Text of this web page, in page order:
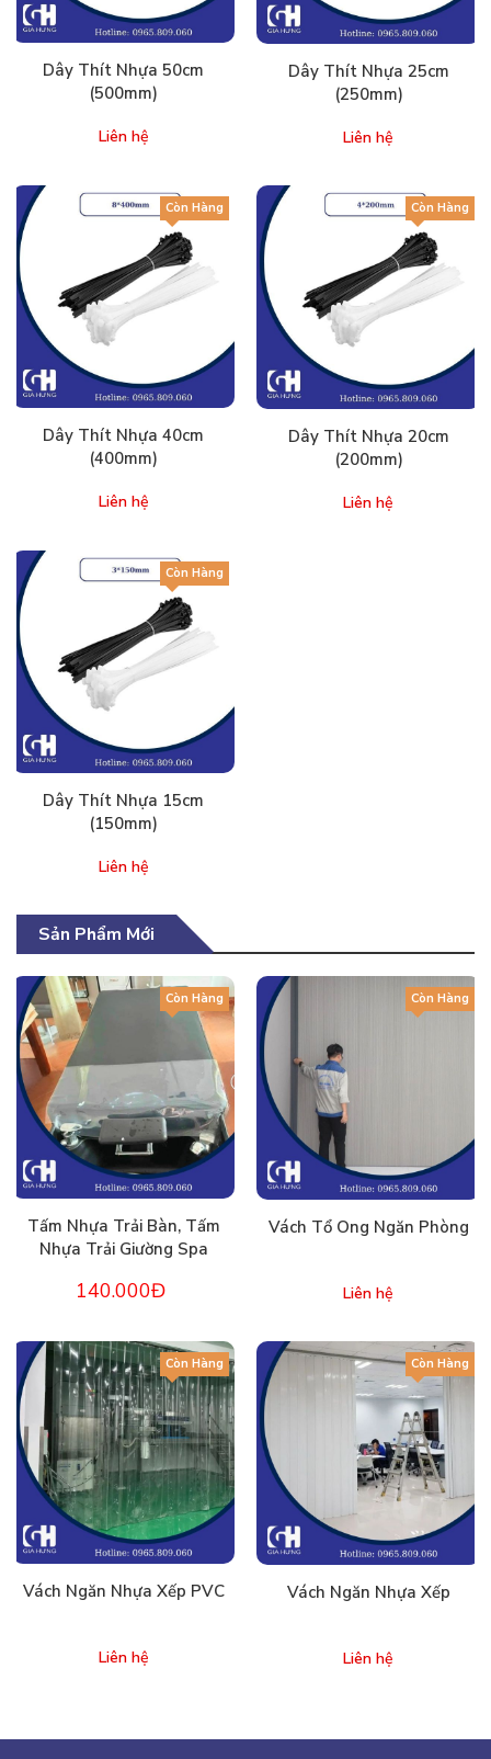
Dây Thít Nhựa 50cm
(500mm)
Liên hệ
Dây Thít Nhựa 25cm
(250mm)
Liên hệ
Còn Hàng
Dây Thít Nhựa 40cm
(400mm)
Liên hệ
Còn Hàng
Dây Thít Nhựa 20cm
(200mm)
Liên hệ
Còn Hàng
Dây Thít Nhựa 15cm
(150mm)
Liên hệ
Sản Phẩm Mới
Còn Hàng
Tấm Nhựa Trải Bàn, Tấm
Nhựa Trải Giường Spa
140.000Đ
Còn Hàng
Vách Tổ Ong Ngăn Phòng
Liên hệ
Còn Hàng
Vách Ngăn Nhựa Xếp PVC
Liên hệ
Còn Hàng
Vách Ngăn Nhựa Xếp
Liên hệ